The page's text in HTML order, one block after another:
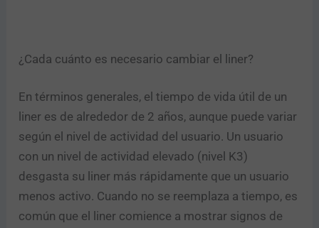
¿Cada cuánto es necesario cambiar el liner?
En términos generales, el tiempo de vida útil de un
liner es de alrededor de 2 años, aunque puede variar
según el nivel de actividad del usuario. Un usuario
con un nivel de actividad elevado (nivel K3)
desgasta su liner más rápidamente que un usuario
menos activo. Cuando no se reemplaza a tiempo, es
común que el liner comience a mostrar signos de